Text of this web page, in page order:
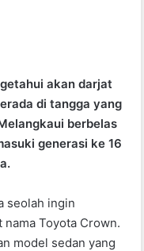
akan darjat
di tangga yang
berbelas
generasi ke 16
seolah ingin
Toyota Crown.
model sedan yang